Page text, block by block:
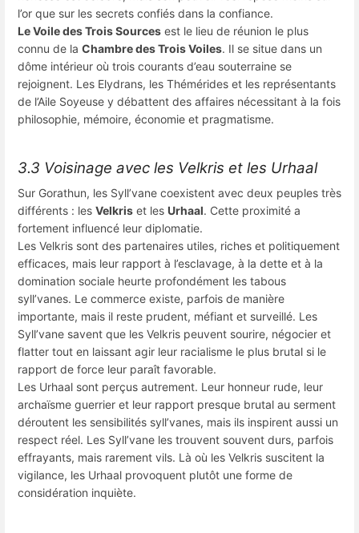
l’or que sur les secrets confiés dans la confiance.
Le Voile des Trois Sources est le lieu de réunion le plus
connu de la Chambre des Trois Voiles. Il se situe dans un
dôme intérieur où trois courants d’eau souterraine se
rejoignent. Les Elydrans, les Thémérides et les représentants
de l’Aile Soyeuse y débattent des affaires nécessitant à la fois
philosophie, mémoire, économie et pragmatisme.
3.3 Voisinage avec les Velkris et les Urhaal
Sur Gorathun, les Syll’vane coexistent avec deux peuples très
différents : les Velkris et les Urhaal. Cette proximité a
fortement influencé leur diplomatie.
Les Velkris sont des partenaires utiles, riches et politiquement
efficaces, mais leur rapport à l’esclavage, à la dette et à la
domination sociale heurte profondément les tabous
syll’vanes. Le commerce existe, parfois de manière
importante, mais il reste prudent, méfiant et surveillé. Les
Syll’vane savent que les Velkris peuvent sourire, négocier et
flatter tout en laissant agir leur racialisme le plus brutal si le
rapport de force leur paraît favorable.
Les Urhaal sont perçus autrement. Leur honneur rude, leur
archaïsme guerrier et leur rapport presque brutal au serment
déroutent les sensibilités syll’vanes, mais ils inspirent aussi un
respect réel. Les Syll’vane les trouvent souvent durs, parfois
effrayants, mais rarement vils. Là où les Velkris suscitent la
vigilance, les Urhaal provoquent plutôt une forme de
considération inquiète.